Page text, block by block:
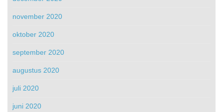
november 2020
oktober 2020
september 2020
augustus 2020
juli 2020
juni 2020